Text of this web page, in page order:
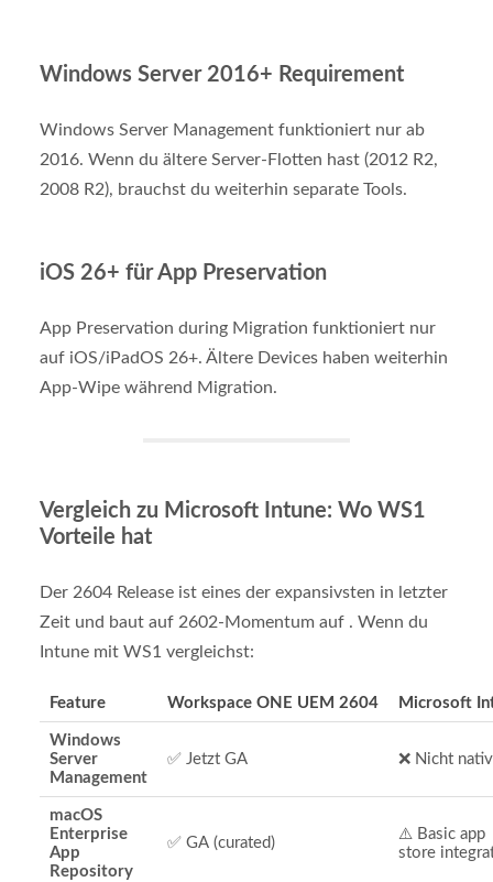
Windows Server 2016+ Requirement
Windows Server Management funktioniert nur ab
2016. Wenn du ältere Server-Flotten hast (2012 R2,
2008 R2), brauchst du weiterhin separate Tools.
iOS 26+ für App Preservation
App Preservation during Migration funktioniert nur
auf iOS/iPadOS 26+. Ältere Devices haben weiterhin
App-Wipe während Migration.
Vergleich zu Microsoft Intune: Wo WS1
Vorteile hat
Der 2604 Release ist eines der expansivsten in letzter
Zeit und baut auf 2602-Momentum auf . Wenn du
Intune mit WS1 vergleichst:
Feature Workspace ONE UEM 2604 Microsoft
Windows
Server
Management
✅ Jetzt GA ❌ Nicht
macOS
Enterprise
App
Repository
✅ GA (curated)
⚠️ Basic app
store